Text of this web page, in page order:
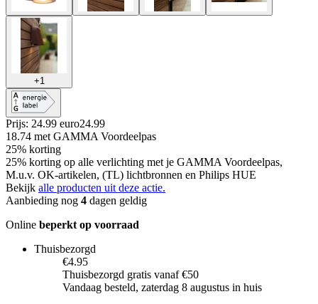
+1
Prijs: 24.99 euro24.99
18.74 met GAMMA Voordeelpas
25% korting
25% korting op alle verlichting met je GAMMA Voordeelpas,
M.u.v. OK-artikelen, (TL) lichtbronnen en Philips HUE
Bekijk alle producten uit deze actie.
Aanbieding nog 4 dagen geldig
Online beperkt op voorraad
Thuisbezorgd
€4.95
Thuisbezorgd gratis vanaf €50
Vandaag besteld, zaterdag 8 augustus in huis